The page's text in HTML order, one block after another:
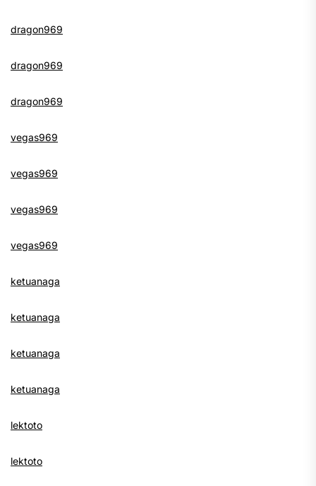
dragon969
dragon969
dragon969
vegas969
vegas969
vegas969
vegas969
ketuanaga
ketuanaga
ketuanaga
ketuanaga
lektoto
lektoto